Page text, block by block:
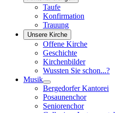
Taufe
Konfirmation
Trauung
Unsere Kirche
Offene Kirche
Geschichte
Kirchenbilder
Wussten Sie schon...?
Musik
Bergedorfer Kantorei
Posaunenchor
Seniorenchor